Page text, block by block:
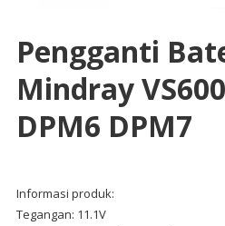
Pengganti
Mindray
DPM6 DPM7
Informasi produk:
Tegangan: 11.1V